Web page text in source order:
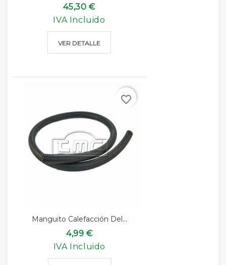
45,30 €
IVA Incluido
VER DETALLE
Manguito Calefacción Del...
4,99 €
IVA Incluido
favorite_border